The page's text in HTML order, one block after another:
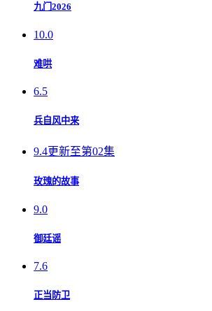
九门2026
10.0
难哄
6.5
兵自风中来
9.4更新至第02集
玫瑰的故事
9.0
御廷谣
7.6
正当防卫